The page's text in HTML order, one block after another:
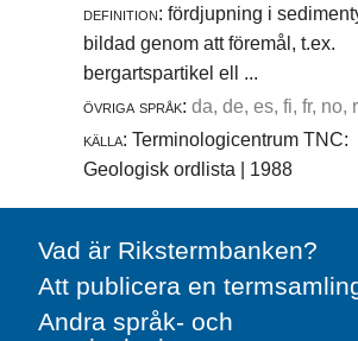
definition: fördjupning i
bildad genom att föremål, t.ex.
bergartspartikel ell ...
övriga språk: da, de, es, fi, fr, no,
källa: Terminologicentrum TNC:
Geologisk ordlista | 1988
Vad är Rikstermbanken?
Att publicera en
Andra språk- och